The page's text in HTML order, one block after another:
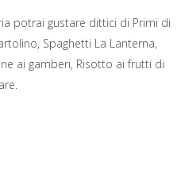
potrai gustare dittici di Primi di
Spaghetti La Lanterna,
ai gamberi, Risotto ai frutti di